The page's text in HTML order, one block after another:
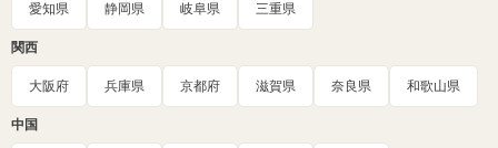
愛知県 静岡県 岐阜県 三重県
関西
大阪府 兵庫県 京都府 滋賀県 奈良県 和歌山県
中国